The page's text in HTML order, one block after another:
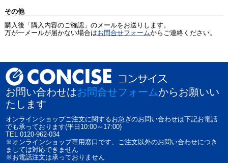
その他
購入後「購入内容のご確認」のメールをお送りします。
万が一メールが届かない場合はお問合せフォームからご連絡ください。
お問い合わせはお問合せフォームからお願いい
たします
オンラインショップご注文に関するお急ぎのお問い合わせは下記お電話
でも承っております(平日10:00～17:00)
TEL 0120-962-034
※オンラインショップ専用窓口です、ご注文以外のお問い合わせにつき
ましては対応できません
※お電話注文は承っておりません